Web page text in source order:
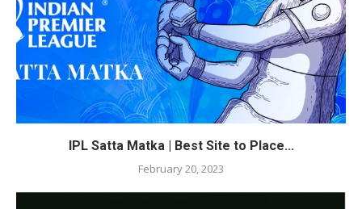
IPL Satta Matka | Best Site to Place...
February 20, 2023